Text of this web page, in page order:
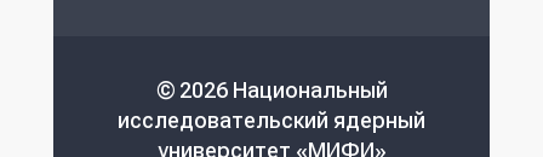
© 2026 Национальный
исследовательский ядерный
университет «МИФИ»